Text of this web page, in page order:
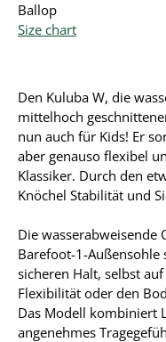
Ballop
Size chart
Den Kuluba W, die
mittelhoch
nun auch für Kids! Er
aber genauso flexibel
Klassiker. Durch den
Knöchel Stabilität und
Die wasserabweisende
Barefoot-1-Außensohle
sicheren Halt, selbst
Flexibilität oder den
Das Modell kombiniert
angenehmes